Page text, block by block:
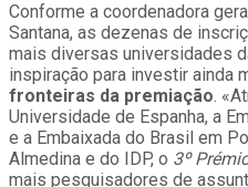
Conforme a coordenadora
Santana, as dezenas de
mais diversas universidades
inspiração para investir ainda
fronteiras da premiação.
Universidade de Espanha, a
e a Embaixada do Brasil em
Almedina e do IDP, o 3º
mais pesquisadores de